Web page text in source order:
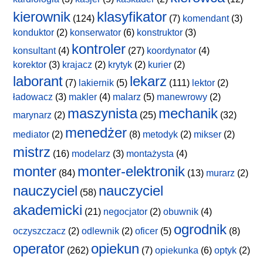
kierownik (124) klasyfikator (7) komendant(3)
konduktor (2) konserwator (6) konstruktor (3)
konsultant(4) kontroler (27) koordynator (4)
korektor (3) krajacz (2) krytyk (2) kurier (2)
laborant (7) lakiernik (5) lekarz (111) lektor (2)
ładowacz (3) makler (4) malarz (5) manewrowy (2)
marynarz (2) maszynista(25) mechanik (32)
mediator (2) menedżer (8) metodyk (2) mikser (2)
mistrz (16) modelarz (3) montażysta (4)
monter (84) monter-elektronik (13) murarz (2)
nauczyciel (58) nauczyciel
akademicki (21) negocjator (2) obuwnik (4)
oczyszczacz (2) odlewnik (2) oficer (5) ogrodnik (8)
operator (262) opiekun (7) opiekunka (6) optyk (2)